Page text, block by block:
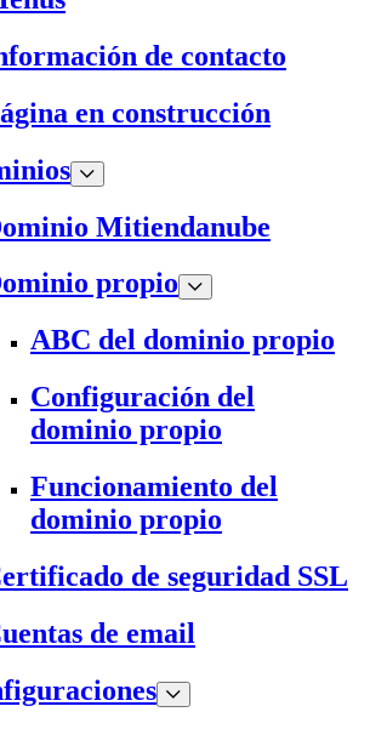
de contacto
en construcción
Mitiendanube
propio
ABC del dominio propio
Configuración del
dominio propio
Funcionamiento del
dominio propio
de seguridad SSL
de email